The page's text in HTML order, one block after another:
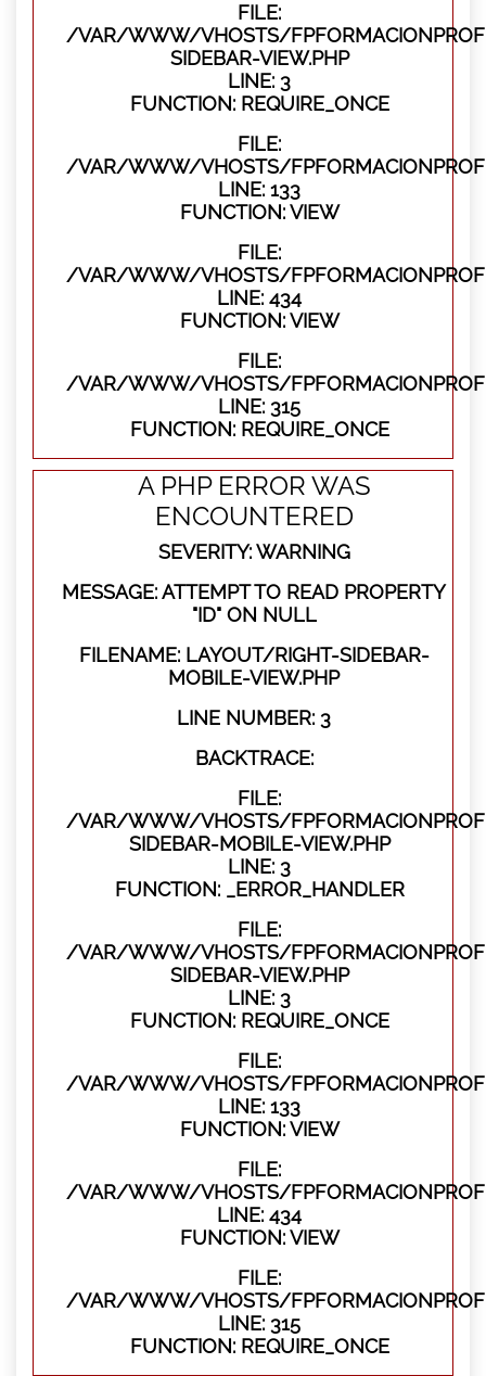
FILE:
/VAR/WWW/VHOSTS/
SIDEBAR-VIEW.PHP
LINE: 3
FUNCTION: REQUIRE_ONCE
FILE:
/VAR/WWW/VHOSTS/
LINE: 133
FUNCTION: VIEW
FILE:
/VAR/WWW/VHOSTS/
LINE: 434
FUNCTION: VIEW
FILE:
/VAR/WWW/VHOSTS/
LINE: 315
FUNCTION: REQUIRE_ONCE
A PHP ERROR WAS
ENCOUNTERED
SEVERITY: WARNING
MESSAGE: ATTEMPT TO READ PROPERTY
"ID" ON NULL
FILENAME: LAYOUT/RIGHT-SIDEBAR-
MOBILE-VIEW.PHP
LINE NUMBER: 3
BACKTRACE:
FILE:
/VAR/WWW/VHOSTS/
SIDEBAR-MOBILE-VIEW.PHP
LINE: 3
FUNCTION: _ERROR_HANDLER
FILE:
/VAR/WWW/VHOSTS/
SIDEBAR-VIEW.PHP
LINE: 3
FUNCTION: REQUIRE_ONCE
FILE:
/VAR/WWW/VHOSTS/
LINE: 133
FUNCTION: VIEW
FILE:
/VAR/WWW/VHOSTS/
LINE: 434
FUNCTION: VIEW
FILE:
/VAR/WWW/VHOSTS/
LINE: 315
FUNCTION: REQUIRE_ONCE